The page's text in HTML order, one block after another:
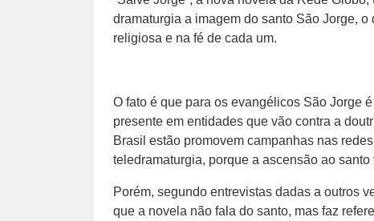
dramaturgia a imagem do santo São Jorge,
religiosa e na fé de cada um.
O fato é que para os evangélicos São Jorge
presente em entidades que vão contra a
Brasil estão promovem campanhas nas
teledramaturgia, porque a ascensão ao santo
Porém, segundo entrevistas dadas a outros
que a novela não fala do santo, mas faz